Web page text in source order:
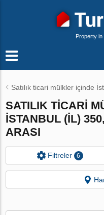
Property
Satılık ticari mülkler içinde
SATILIK TICARI
İSTANBUL (IL)
ARASI
Filtreler 6